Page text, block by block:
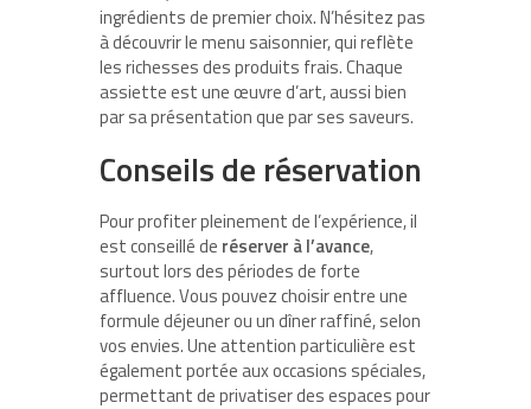
ingrédients de premier choix. N’hésitez pas
à découvrir le menu saisonnier, qui reflète
les richesses des produits frais. Chaque
assiette est une œuvre d’art, aussi bien
par sa présentation que par ses saveurs.
Conseils de réservation
Pour profiter pleinement de l’expérience, il
est conseillé de réserver à l’avance,
surtout lors des périodes de forte
affluence. Vous pouvez choisir entre une
formule déjeuner ou un dîner raffiné, selon
vos envies. Une attention particulière est
également portée aux occasions spéciales,
permettant de privatiser des espaces pour